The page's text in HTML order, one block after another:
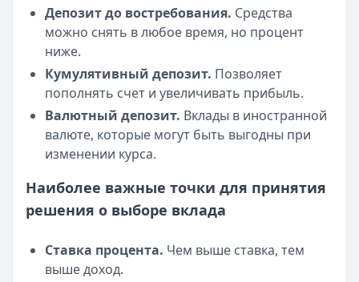
Депозит до востребования. Средства
можно снять в любое время, но процент
ниже.
Кумулятивный депозит. Позволяет
пополнять счет и увеличивать прибыль.
Валютный депозит. Вклады в иностранной
валюте, которые могут быть выгодны при
изменении курса.
Наиболее важные точки для принятия
решения о выборе вклада
Ставка процента. Чем выше ставка, тем
выше доход.